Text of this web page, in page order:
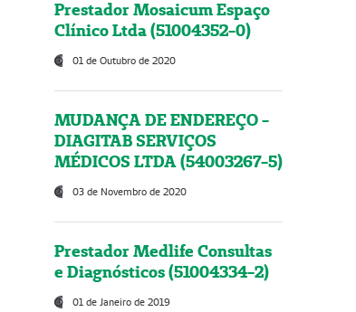
Prestador Mosaicum Espaço
Clínico Ltda (51004352-0)
01 de Outubro de 2020
MUDANÇA DE ENDEREÇO -
DIAGITAB SERVIÇOS
MÉDICOS LTDA (54003267-5)
03 de Novembro de 2020
Prestador Medlife Consultas
e Diagnósticos (51004334-2)
01 de Janeiro de 2019